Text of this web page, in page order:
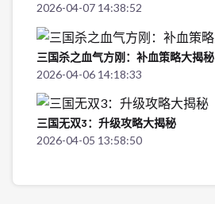
2026-04-07 14:38:52
三国杀之血气方刚：补血策略大揭秘
2026-04-06 14:18:33
三国无双3：升级攻略大揭秘
2026-04-05 13:58:50